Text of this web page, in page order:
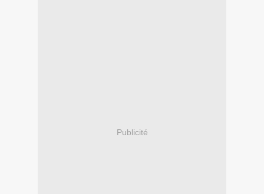
Publicité